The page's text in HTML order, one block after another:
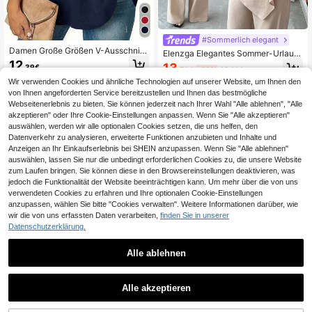
Damen Große Größen V-Ausschnitt
einfarbige Rüschen Kurzarm Bluse
Sommer
12,39€
Shapeblank Damen Große Größen
#Sommerlich elegant
Elenzga Elegantes Sommer-Urlaub
s-Outfit für Frauen mit asymmetrisc
mwoll-Top und hochgeschnittener,
weiter Hose. Geeignet für den täglic
hen Gebrauch, Hochzeiten, Galas,
Pendeln, Abschlüsse, Feiertage, Da
tes, Ostern, Partys, Halloween, Wei
hnachten, Neujahr, Thanksgiving.
13,50€ -48% 25,98€
Wir verwenden Cookies und ähnliche Technologien auf unserer Website, um Ihnen den
von Ihnen angeforderten Service bereitzustellen und Ihnen das bestmögliche
Webseitenerlebnis zu bieten. Sie können jederzeit nach Ihrer Wahl "Alle ablehnen", "Alle
akzeptieren" oder Ihre Cookie-Einstellungen anpassen. Wenn Sie "Alle akzeptieren"
auswählen, werden wir alle optionalen Cookies setzen, die uns helfen, den
Datenverkehr zu analysieren, erweiterte Funktionen anzubieten und Inhalte und
Anzeigen an Ihr Einkaufserlebnis bei SHEIN anzupassen. Wenn Sie "Alle ablehnen"
auswählen, lassen Sie nur die unbedingt erforderlichen Cookies zu, die unsere Website
zum Laufen bringen. Sie können diese in den Browsereinstellungen deaktivieren, was
jedoch die Funktionalität der Website beeinträchtigen kann. Um mehr über die von uns
verwendeten Cookies zu erfahren und Ihre optionalen Cookie-Einstellungen
anzupassen, wählen Sie bitte "Cookies verwalten". Weitere Informationen darüber, wie
wir die von uns erfassten Daten verarbeiten, finden Sie in unserer
Datenschutzerklärung.
Alle ablehnen
Alle akzeptieren